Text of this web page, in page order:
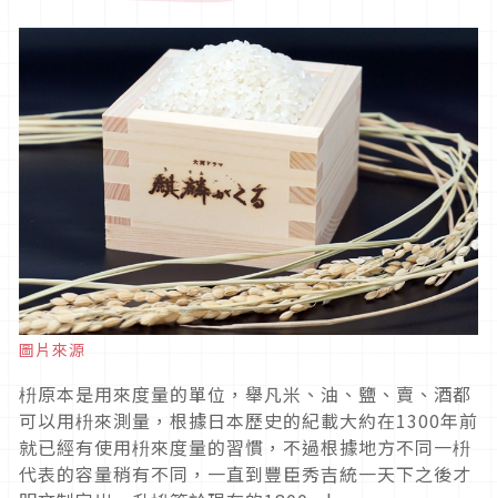
圖片來源
枡原本是用來度量的單位，舉凡米、油、鹽、賣、酒都
可以用枡來測量，根據日本歷史的紀載大約在1300年前
就已經有使用枡來度量的習慣，不過根據地方不同一枡
代表的容量稍有不同，一直到豐臣秀吉統一天下之後才